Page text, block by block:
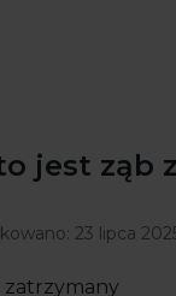
jest ząb
23 lipca